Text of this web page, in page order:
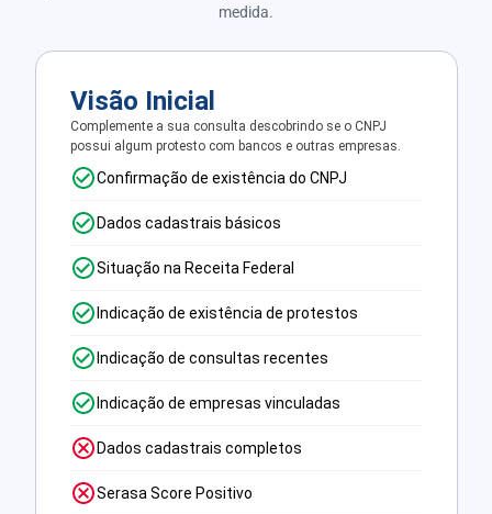
medida.
Visão Inicial
Complemente a sua consulta descobrindo se o CNPJ
possui algum protesto com bancos e outras empresas.
Confirmação de existência do CNPJ
Dados cadastrais básicos
Situação na Receita Federal
Indicação de existência de protestos
Indicação de consultas recentes
Indicação de empresas vinculadas
Dados cadastrais completos
Serasa Score Positivo